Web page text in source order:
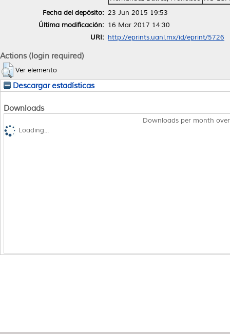
Fecha del depósito: 23 Jun 2015 19:53
Última modificación: 16 Mar 2017 14:30
URI: http://eprints.uanl.mx/id/eprint/5726
Actions (login required)
Ver elemento
Descargar estadísticas
Downloads
Downloads per month
Loading...